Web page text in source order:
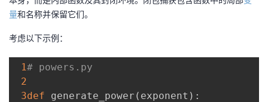
量和名称并保留它们。
考虑以下示例：
1# powers.py
2
3def generate_power ( exponent ) :